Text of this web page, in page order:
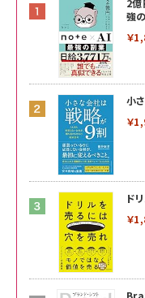
強
￥
小
￥
ド
￥